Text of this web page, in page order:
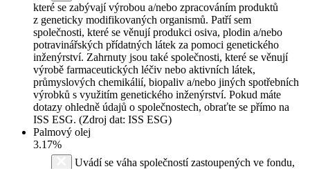
které se zabývají výrobou a/nebo zpracováním produktů
z geneticky modifikovaných organismů. Patří sem
společnosti, které se věnují produkci osiva, plodin a/nebo
potravinářských přídatných látek za pomoci genetického
inženýrství. Zahrnuty jsou také společnosti, které se věnují
výrobě farmaceutických léčiv nebo aktivních látek,
průmyslových chemikálií, biopaliv a/nebo jiných spotřebních
výrobků s využitím genetického inženýrství. Pokud máte
dotazy ohledně údajů o společnostech, obraťte se přímo na
ISS ESG. (Zdroj dat: ISS ESG)
Palmový olej
3.17%
Uvádí se váha společností zastoupených ve fondu,